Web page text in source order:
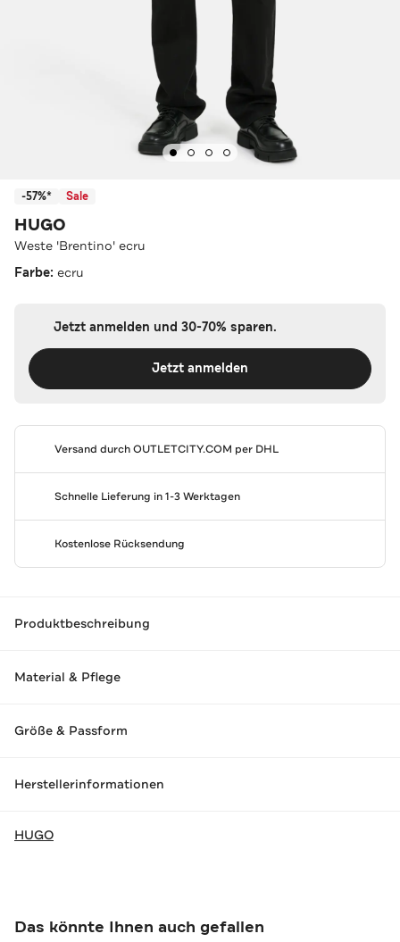
-57%* Sale
HUGO
Weste 'Brentino' ecru
Farbe: ecru
Jetzt anmelden und 30-70% sparen.
Jetzt anmelden
Versand durchOUTLETCITY.COM per DHL
Schnelle Lieferung in 1-3 Werktagen
Kostenlose Rücksendung
Produktbeschreibung
Material & Pflege
Größe & Passform
Herstellerinformationen
HUGO
Das könnte Ihnen auch gefallen